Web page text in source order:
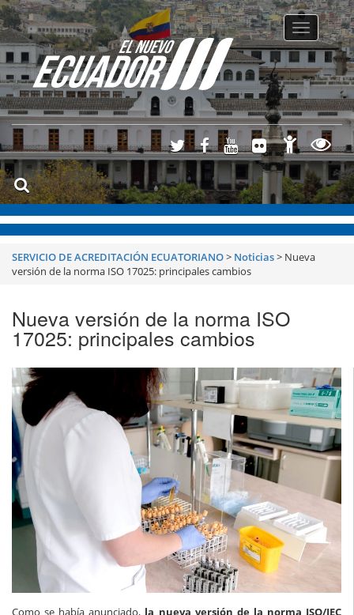
Toggle
SERVICIO DE ACREDITACIÓN ECUATORIANO> Noticias> Nueva
versión de la norma ISO 17025: principales cambios
Nueva versión de la norma ISO
17025: principales cambios
Como se había anunciado, la nueva versión de la norma ISO/IEC